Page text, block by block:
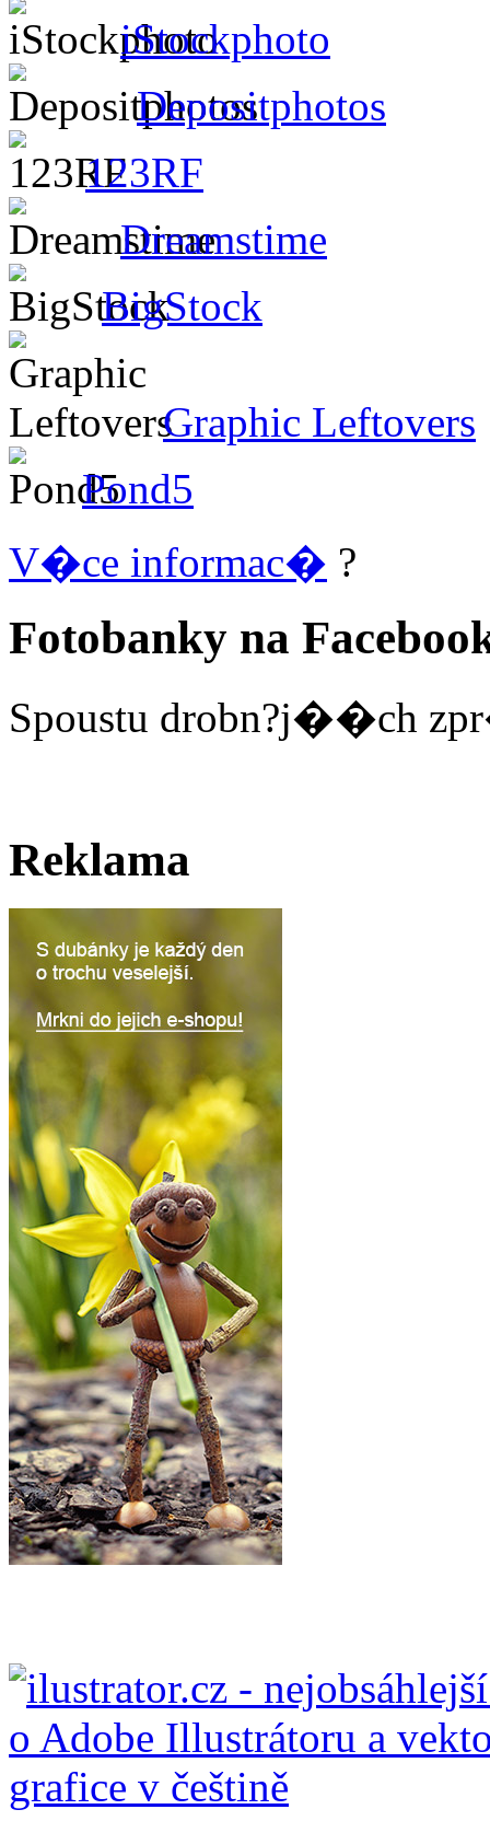
iStockphoto
Depositphotos
123RF
Dreamstime
BigStock
Graphic Leftovers
Pond5
V�ce informac� ?
Fotobanky na
Spoustu drobn?j��ch
Reklama